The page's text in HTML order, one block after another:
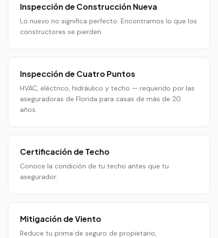
Inspección de Construcción Nueva
Lo nuevo no significa perfecto. Encontramos lo que los
constructores se pierden.
Inspección de Cuatro Puntos
HVAC, eléctrico, hidráulico y techo — requerido por las
aseguradoras de Florida para casas de más de 20
años.
Certificación de Techo
Conoce la condición de tu techo antes que tu
asegurador.
Mitigación de Viento
Reduce tu prima de seguro de propietario,